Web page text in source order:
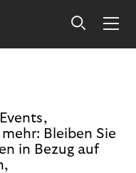
Bleiben Sie
in Bezug auf